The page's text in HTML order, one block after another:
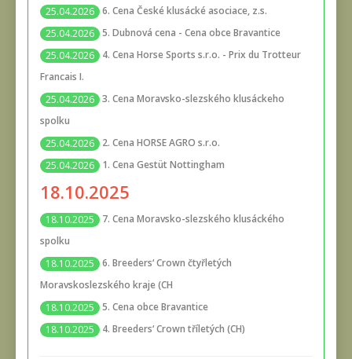
25.04.2026 6. Cena České klusácké asociace, z.s.
25.04.2026 5. Dubnová cena - Cena obce Bravantice
25.04.2026
4. Cena Horse Sports s.r.o. - Prix du Trotteur
Francais I.
25.04.2026 3. Cena Moravsko-slezského klusáckeho
spolku
25.04.2026
2. Cena HORSE AGRO s.r.o.
25.04.2026
1. Cena Gestüt Nottingham
18.10.2025
18.10.2025
7. Cena Moravsko-slezského klusáckého
spolku
18.10.2025
6. Breeders‘ Crown čtyřletých
Moravskoslezského kraje (CH
18.10.2025
5. Cena obce Bravantice
18.10.2025
4. Breeders‘ Crown tříletých (CH)